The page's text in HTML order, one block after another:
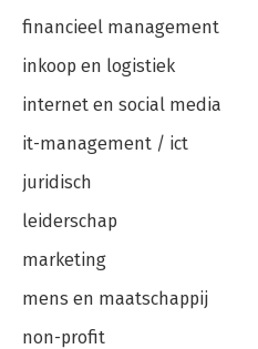
financieel management
inkoop en logistiek
internet en social media
it-management / ict
juridisch
leiderschap
marketing
mens en maatschappij
non-profit